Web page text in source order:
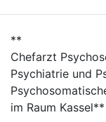
**
Chefarzt
Psychiatrie und
im Raum Kassel**